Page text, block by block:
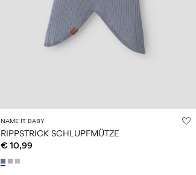
NAME IT BABY
RIPPSTRICK SCHLUPFMÜTZE
€ 10,99